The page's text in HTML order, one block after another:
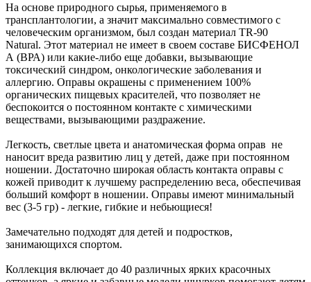
На основе природного сырья, применяемого в
трансплантологии, а значит максимально совместимого с
человеческим организмом, был создан материал TR-90
Natural. Этот материал не имеет в своем составе БИСФЕНОЛ
А (ВРА) или какие-либо еще добавки, вызывающие
токсический синдром, онкологические заболевания и
аллергию. Оправы окрашены с применением 100%
органических пищевых красителей, что позволяет не
беспокоится о постоянном контакте с химическими
веществами, вызывающими раздражение.
Легкость, светлые цвета и анатомическая форма оправ не
наносит вреда развитию лиц у детей, даже при постоянном
ношении. Достаточно широкая область контакта оправы с
кожей приводит к лучшему распределению веса, обеспечивая
больший комфорт в ношении. Оправы имеют минимальный
вес (3-5 гр) - легкие, гибкие и небьющиеся!
Замечательно подходят для детей и подростков,
занимающихся спортом.
Коллекция включает до 40 различных ярких красочных